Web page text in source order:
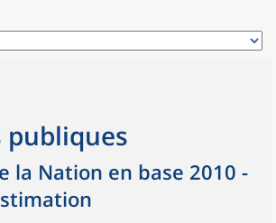
publiques
la Nation en base 2010 -